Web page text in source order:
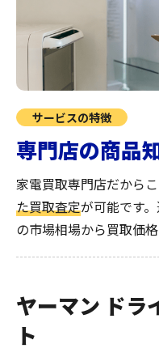
サービスの特徴
専門店の商品
家電買取専門店だからこ
た買取査定が可能です
の市場相場から買取価
ヤーマン ドラ
ト